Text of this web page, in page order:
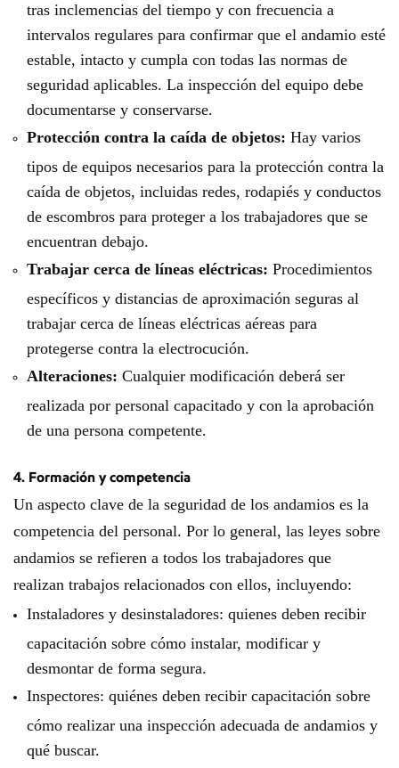
tras inclemencias del tiempo y con frecuencia a
intervalos regulares para confirmar que el andamio esté
estable, intacto y cumpla con todas las normas de
seguridad aplicables. La inspección del equipo debe
documentarse y conservarse.
Protección contra la caída de objetos: Hay varios
tipos de equipos necesarios para la protección contra la
caída de objetos, incluidas redes, rodapiés y conductos
de escombros para proteger a los trabajadores que se
encuentran debajo.
Trabajar cerca de líneas eléctricas: Procedimientos
específicos y distancias de aproximación seguras al
trabajar cerca de líneas eléctricas aéreas para
protegerse contra la electrocución.
Alteraciones: Cualquier modificación deberá ser
realizada por personal capacitado y con la aprobación
de una persona competente.
4. Formación y competencia
Un aspecto clave de la seguridad de los andamios es la
competencia del personal. Por lo general, las leyes sobre
andamios se refieren a todos los trabajadores que
realizan trabajos relacionados con ellos, incluyendo:
Instaladores y desinstaladores: quienes deben recibir
capacitación sobre cómo instalar, modificar y
desmontar de forma segura.
Inspectores: quiénes deben recibir capacitación sobre
cómo realizar una inspección adecuada de andamios y
qué buscar.